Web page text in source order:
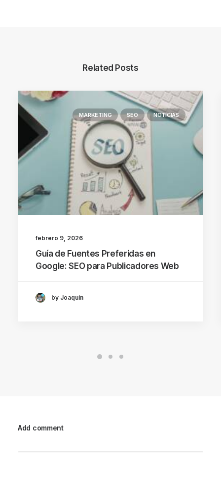
Related Posts
MARKETING SEO NOTICIAS
febrero 9, 2026
Guía de Fuentes Preferidas en
Google: SEO para Publicadores Web
by Joaquin
Add comment